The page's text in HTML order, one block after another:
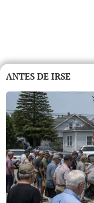
ANTES DE IRSE